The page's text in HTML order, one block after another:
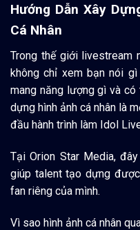
Hướng Dẫn Xây
Cá Nhân
Trong thế giới livestream
không chỉ xem bạn nói
mang năng lượng gì và
dựng hình ảnh cá nhân là
đầu hành trình làm Idol
Tại Orion Star Media,
giúp talent tạo dựng
fan riêng của mình.
Vì sao hình ảnh cá nhân